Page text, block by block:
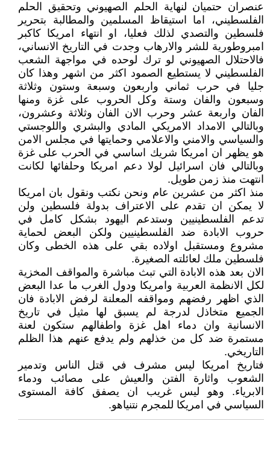
عنصران حتميان لنهاية الحلم الصهيوني وتحقيق الحلم
الفلسطيني، اما استيقاظ المسلمين والمطالبة بتحرير
فلسطين والتصدي لذلك فعليا، او انتهاء امريكا كاكبر
امبروطورية للشر والارهاب وجدت في التاريخ الانساني،
فالاحتلال الصهيوني لو ترك لوحده في مواجهة الشعب
الفلسطيني لا يستطيع الصمود اكثر من اشهر وهذا كان
جليا في حرب ثماني واربعون وسبعة وستون وثلاثة
وسبعون والفان وستة وكل الحروب على غزة ومنها
الفان واربعة عشر وحرب الان الفان وثلاثة وعشرون،
وبالتالي الامداد الامريكي المادي والبشري واللوجستي
والسياسي والامني والاعلامي وحمايتها في مجلس الامن
هو يظهر ان امريكا شريك اساسي في الحرب على غزة
وبالتالي فان اسرائيل لولا دعم امريكا وحلفائها لكانت
انتهت منذ زمن طويل.
منذ اكثر من عشرين عام ونحن نكتب ونقول بان امريكا
لا يمكن ان تقدم على الاعتراف بدولة فلسطين ولن
تدعم الفلسطينيين وستدعم اليهود بشكل كامل في
حروب الابادة ضد الفلسطينيين ولكن البعض لحماية
مشروع ومستقبل اولاده بقي على هذه الخطى وكان
فلسطين ملك لعائلته الصغيرة.
الان بعد هذه الابادة التي تبث مباشرة والمواقف المخزية
لكل الانظمة العربية وامريكا ودول الغرب ما عدا البعض
الذي اظهر رفضهم ومواقفه المعلنة لرفض الابادة فان
الجميع متخاذل لدرجة لم يسبق لها مثيل في تاريخ
الانسانية وان دماء اهل غزة واطفالهم ستكون لعنة
مستمرة ضد كل من خذلهم ولم يدفع عنهم هذا الظلم
التاريخي.
فتاريخ امريكا ليس مشرف في قتل الناس وتدمير
الشعوب واثارة الفتن والعيش على مصائب ودماء
الابرياء. وهو ليس غريب ان يصفق كافة المستوى
السياسي في امريكا للمجرم نتنياهو.